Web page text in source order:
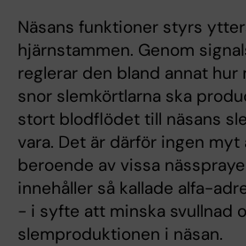
Näsans funktioner styrs
hjärnstammen. Genom
reglerar den bland annat hur
snor slemkörtlarna ska
stort blodflödet till näsans
vara. Det är därför ingen myt
beroende av vissa
innehåller så kallade alfa-
- i syfte att minska svullnad
slemproduktionen i näsan.